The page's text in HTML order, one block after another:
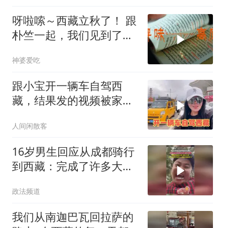
呀啦嗦～西藏立秋了！ 跟
朴竺一起，我们见到了好
神婆爱吃
跟小宝开一辆车自驾西
藏，结果发的视频被家人
人间闲散客
16岁男生回应从成都骑行
到西藏：完成了许多大人
政法频道
我们从南迦巴瓦回拉萨的